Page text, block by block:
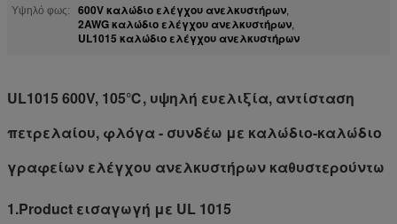
Υψηλό φως: 600V καλώδιο ελέγχου ανελκυστήρων,
2AWG καλώδιο ελέγχου ανελκυστήρων,
UL1015 καλώδιο ελέγχου ανελκυστήρων
UL1015 600V, 105℃, υψηλή ευελιξία, αντίσταση
πετρελαίου, φλόγα - συνδέω με καλώδιο-καλώδιο
γραφείων ελέγχου ανελκυστήρων καθυστερούντω
1.Product εισαγωγή με UL 1015